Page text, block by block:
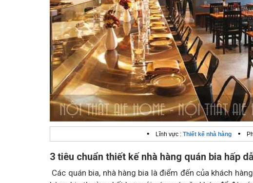
• Lĩnh vực : Thiết kế nhà hàng •
3 tiêu chuẩn thiết kế nhà hàng quán bia hấp
Các quán bia, nhà hàng bia là điểm đến của khách